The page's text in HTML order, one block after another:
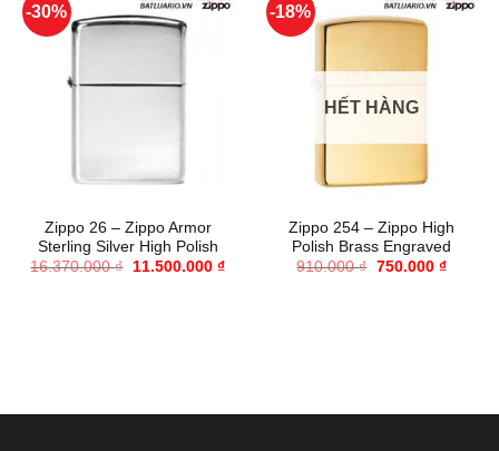
-30%
Zippo 26 – Zippo Armor
Sterling Silver High Polish
16.370.000₫
Giá
11.500.000 ₫Giá
-18%
HẾT HÀNG
Zippo 254 – Zippo High
Polish Brass Engraved
910.000₫ Giá
750.000 ₫Giá